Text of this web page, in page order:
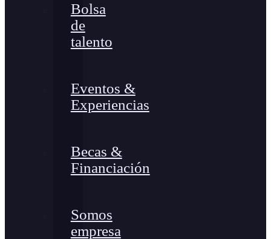
Bolsa
de
talento
Eventos &
Experiencias
Becas &
Financiación
Somos
empresa